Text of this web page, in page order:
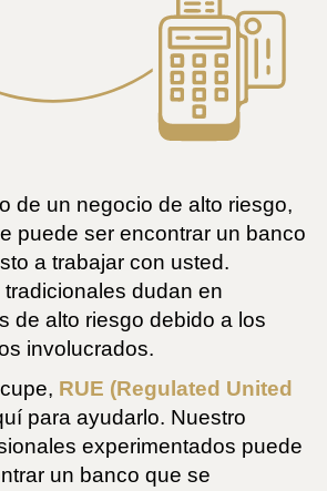
de un negocio de alto riesgo,
puede ser encontrar un banco
a trabajar con usted.
dudan en
de alto riesgo debido a los
involucrados.
RUE (Regulated United
para ayudarlo. Nuestro
experimentados puede
un banco que se